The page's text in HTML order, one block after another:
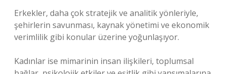
Erkekler, daha çok stratejik ve analitik yönleriyle,
şehirlerin savunması, kaynak yönetimi ve ekonomik
verimlilik gibi konular üzerine yoğunlaşıyor.
Kadınlar ise mimarinin insan ilişkileri, toplumsal